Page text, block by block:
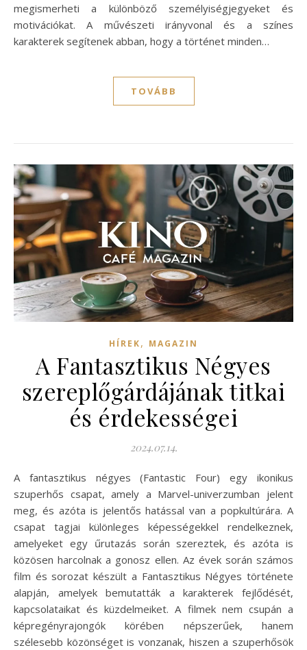
megismerheti a különböző személyiségjegyeket és
motivációkat. A művészeti irányvonal és a színes
karakterek segítenek abban, hogy a történet minden…
TOVÁBB
HÍREK, MAGAZIN
A Fantasztikus Négyes
szereplőgárdájának titkai
és érdekességei
2024.07.14.
A fantasztikus négyes (Fantastic Four) egy ikonikus
szuperhős csapat, amely a Marvel-univerzumban jelent
meg, és azóta is jelentős hatással van a popkultúrára. A
csapat tagjai különleges képességekkel rendelkeznek,
amelyeket egy űrutazás során szereztek, és azóta is
közösen harcolnak a gonosz ellen. Az évek során számos
film és sorozat készült a Fantasztikus Négyes története
alapján, amelyek bemutatták a karakterek fejlődését,
kapcsolataikat és küzdelmeiket. A filmek nem csupán a
képregényrajongók körében népszerűek, hanem
szélesebb közönséget is vonzanak, hiszen a szuperhősök